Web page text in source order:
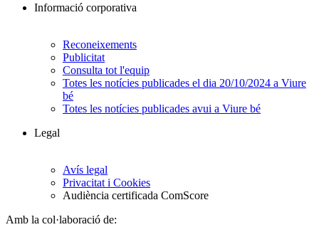
Informació corporativa
Reconeixements
Publicitat
Consulta tot l'equip
Totes les notícies publicades el dia 20/10/2024 a Viure
bé
Totes les notícies publicades avui a Viure bé
Legal
Avís legal
Privacitat i Cookies
Audiència certificada ComScore
Amb la col·laboració de: